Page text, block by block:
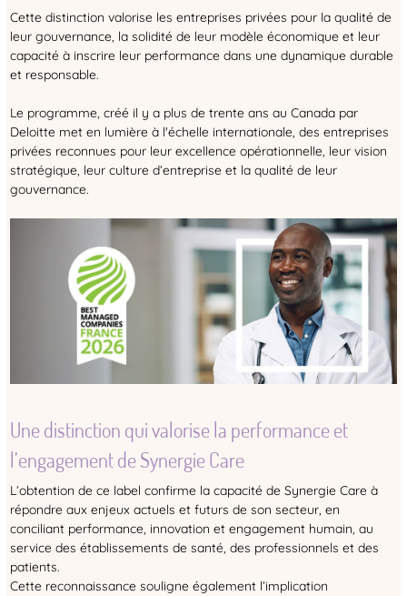
Cette distinction valorise les entreprises privées pour la qualité de
leur gouvernance, la solidité de leur modèle économique et leur
capacité à inscrire leur performance dans une dynamique durable
et responsable.
Le programme, créé il y a plus de trente ans au Canada par
Deloitte met en lumière à l'échelle internationale, des entreprises
privées reconnues pour leur excellence opérationnelle, leur vision
stratégique, leur culture d’entreprise et la qualité de leur
gouvernance.
Une distinction qui valorise la performance et
l’engagement de Synergie Care
L’obtention de ce label confirme la capacité de Synergie Care à
répondre aux enjeux actuels et futurs de son secteur, en
conciliant performance, innovation et engagement humain, au
service des établissements de santé, des professionnels et des
patients.
Cette reconnaissance souligne également l’implication